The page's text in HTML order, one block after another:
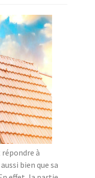
à
bien que sa